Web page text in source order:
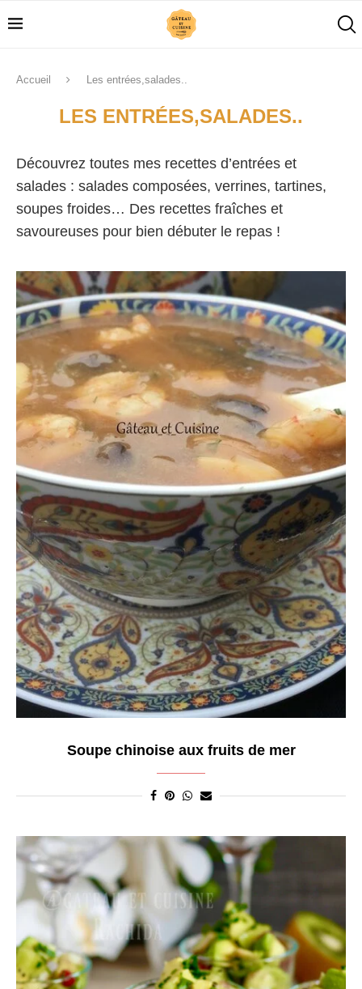
Accueil Les entrées,salades..
LES ENTRÉES,SALADES..
Découvrez toutes mes recettes d’entrées et
salades : salades composées, verrines, tartines,
soupes froides… Des recettes fraîches et
savoureuses pour bien débuter le repas !
Soupe chinoise aux fruits de mer